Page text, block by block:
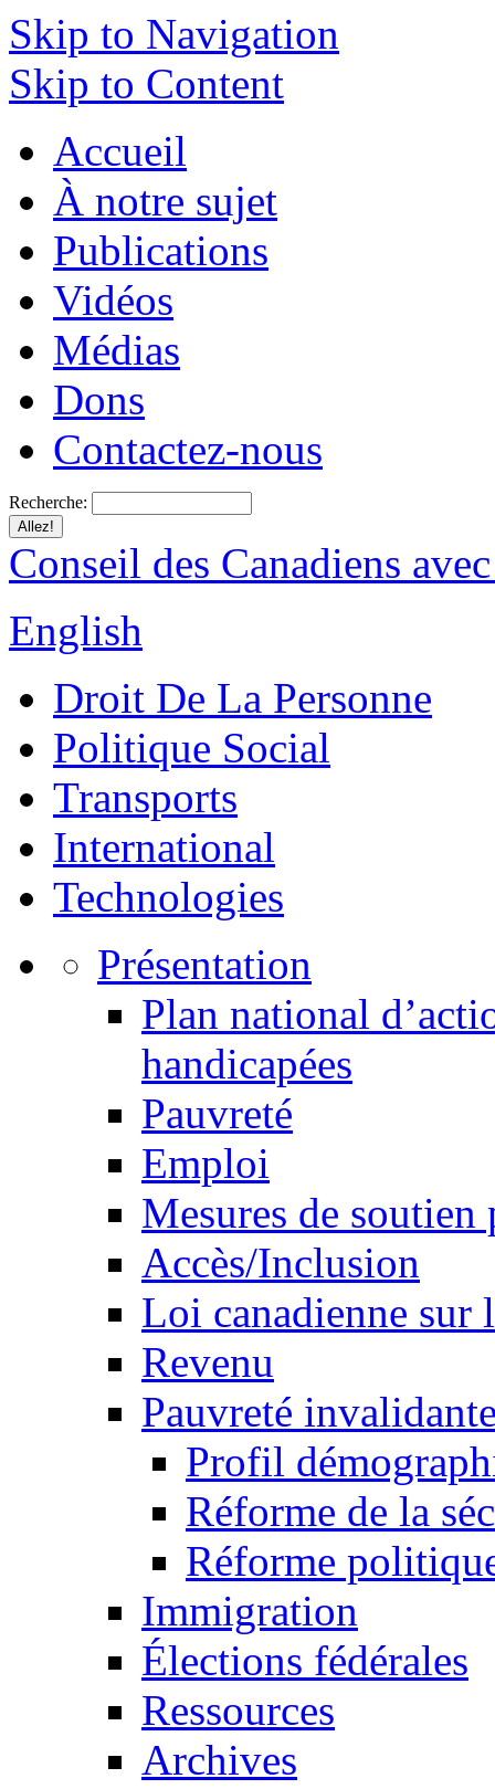
Skip to Navigation
Skip to Content
Accueil
À notre sujet
Publications
Vidéos
Médias
Dons
Contactez-nous
Recherche:
Conseil des Canadiens
English
Droit De La Personne
Politique Social
Transports
International
Technologies
Présentation
Plan national
handicapées
Pauvreté
Emploi
Mesures de soutien
Accès/Inclusion
Loi canadienne sur
Revenu
Pauvreté
Profil
Réforme de la
Réforme
Immigration
Élections fédérales
Ressources
Archives